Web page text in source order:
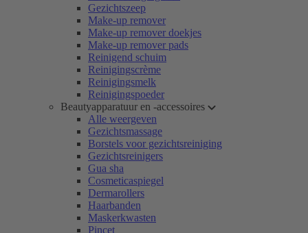
Gezichtszeep
Make-up remover
Make-up remover doekjes
Make-up remover pads
Reinigend schuim
Reinigingscrème
Reinigingsmelk
Reinigingspoeder
Beautyapparatuur en -accessoires
Alle weergeven
Gezichtsmassage
Borstels voor gezichtsreiniging
Gezichtsreinigers
Gua sha
Cosmeticaspiegel
Dermarollers
Haarbanden
Maskerkwasten
Pincet